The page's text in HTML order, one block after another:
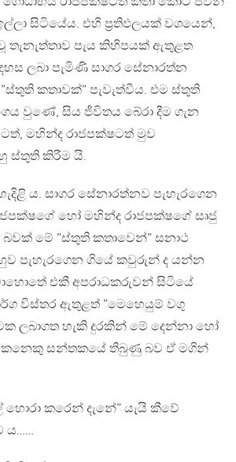
සිටියේය. එහි ප්‍රතිඵලයක් වශයෙන්,
තැනැත්තාව පැය කිහිපයක් ඇතුළත
ලබා පැමිණි සාගර සේනාරත්න
කතාවක්” පැවැත්වීය. එම ස්තුති
වුණේ, සිය ජීවිතය බේරා දීම ගැන
මහින්ද රාජපක්ෂටත් මුව
ස්තුති කිරීම යි.
ය. සාගර සේනාරත්නව පැහැරගෙන
හෝ මහින්ද රාජපක්ෂගේ සෘජු
මේ ”ස්තුති කතාවෙන්” සනාථ
පැහැරගෙන ගියේ කවුරුන් ද යන්න
එකී අපරාධකරුවන් සිටියේ
විස්තර ඇතුළත් ”මෙහෙයුම් වගු
ලබාගත හැකි දුරකින් මේ දෙන්නා හෝ
සන්තකයේ තිබුණු බව ඒ මගින්
හොරා කරෙන් දැනේ” යැයි කීවේ
ය……